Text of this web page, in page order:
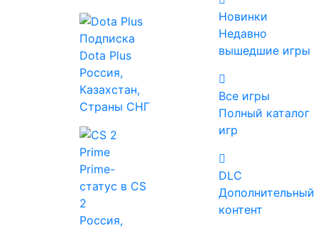
Подписка
Dota Plus
Россия,
Казахстан,
Страны СНГ
Prime-
статус в CS
2
Россия,
Новинки
Недавно
вышедшие игры
Все игры
Полный каталог
игр
DLC
Дополнительный
контент
Купить Shadows of
Doubt со скидкой
Все цены
Лаунчеры
Магазины
Zaka-Zaka
Похожие